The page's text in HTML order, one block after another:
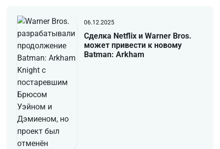
06.12.2025
Сделка Netflix и Warner Bros.
может привести к новому
Batman: Arkham